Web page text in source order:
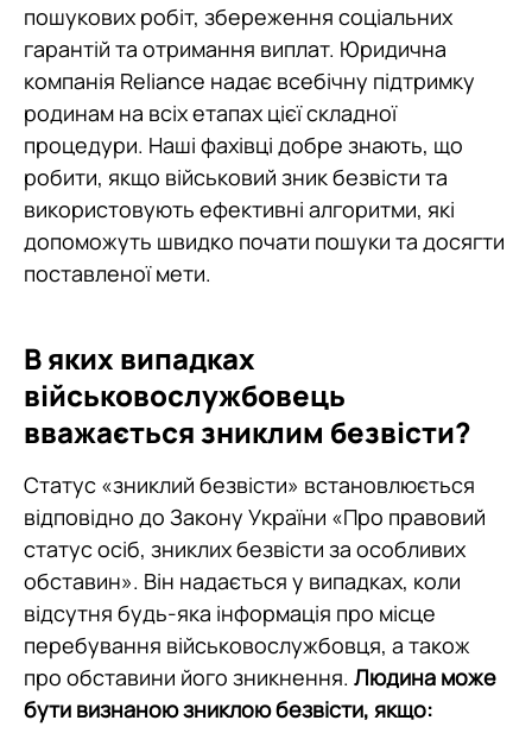
пошукових робіт, збереження соціальних
гарантій та отримання виплат. Юридична
компанія Reliance надає всебічну підтримку
родинам на всіх етапах цієї складної
процедури. Наші фахівці добре знають, що
робити, якщо військовий зник безвісти та
використовують ефективні алгоритми, які
допоможуть швидко почати пошуки та досягти
поставленої мети.
В яких випадках
військовослужбовець
вважається зниклим безвісти?
Статус «зниклий безвісти» встановлюється
відповідно до Закону України «Про правовий
статус осіб, зниклих безвісти за особливих
обставин». Він надається у випадках, коли
відсутня будь-яка інформація про місце
перебування військовослужбовця, а також
про обставини його зникнення. Людина може
бути визнаною зниклою безвісти, якщо: